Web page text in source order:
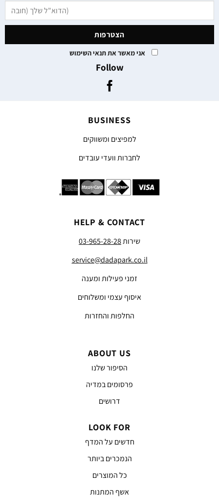
אני מאשר את תנאי השימוש
Follow
BUSINESS
למפיצים ומשווקים
לחברות וועדי עובדים
HELP & CONTACT
שירות03-965-28-28
service@dadapark.co.il
זמני פעילות ומענה
איסוף עצמי ומשלוחים
החלפות והחזרות
ABOUT US
הסיפור שלנו
פרסומים במדיה
דרושים
LOOK FOR
חדשים על המדף
הנמכרים ביותר
כל המוצרים
אשף המתנות